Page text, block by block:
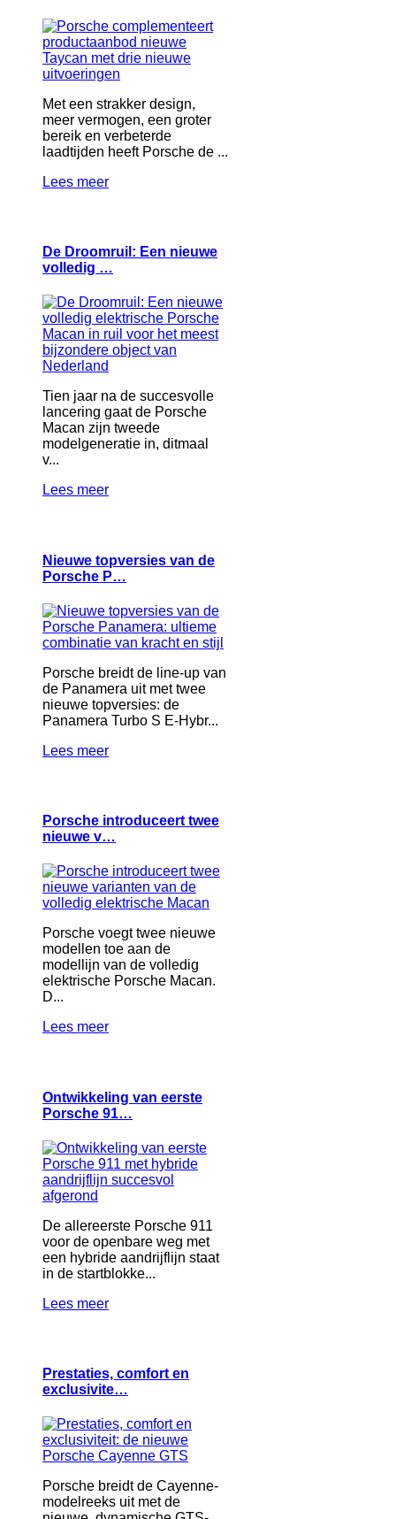
Met een strakker design,
meer vermogen, een groter
bereik en verbeterde
laadtijden heeft Porsche de ...
Lees meer
De Droomruil: Een nieuwe
volledig …
Tien jaar na de succesvolle
lancering gaat de Porsche
Macan zijn tweede
modelgeneratie in, ditmaal
v...
Lees meer
Nieuwe topversies van de
Porsche P…
Porsche breidt de line-up van
de Panamera uit met twee
nieuwe topversies: de
Panamera Turbo S E-Hybr...
Lees meer
Porsche introduceert twee
nieuwe v…
Porsche voegt twee nieuwe
modellen toe aan de
modellijn van de volledig
elektrische Porsche Macan.
D...
Lees meer
Ontwikkeling van eerste
Porsche 91…
De allereerste Porsche 911
voor de openbare weg met
een hybride aandrijflijn staat
in de startblokke...
Lees meer
Prestaties, comfort en
exclusivite…
Porsche breidt de Cayenne-
modelreeks uit met de